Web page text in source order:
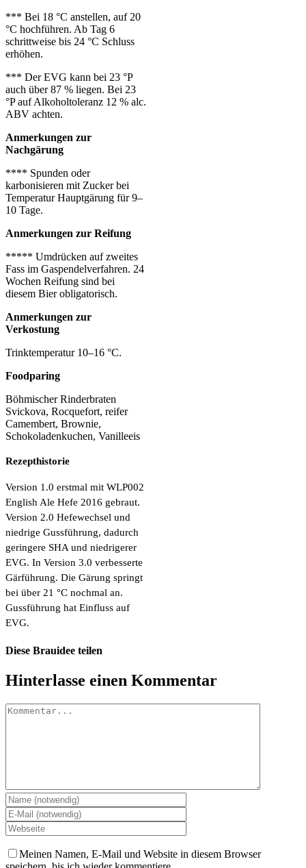
*** Bei 18 °C anstellen, auf 20
°C hochführen. Ab Tag 6
schrittweise bis 24 °C Schluss
erhöhen.
*** Der EVG kann bei 23 °P
auch über 87 % liegen. Bei 23
°P auf Alkoholtoleranz 12 % alc.
ABV achten.
Anmerkungen zur
Nachgärung
**** Spunden oder
karbonisieren mit Zucker bei
Temperatur Hauptgärung für 9–
10 Tage.
Anmerkungen zur Reifung
***** Umdrücken auf zweites
Fass im Gaspendelverfahren. 24
Wochen Reifung sind bei
diesem Bier obligatorisch.
Anmerkungen zur
Verkostung
Trinktemperatur 10–16 °C.
Foodparing
Böhmischer Rinderbraten
Svickova, Rocquefort, reifer
Camembert, Brownie,
Schokoladenkuchen, Vanilleeis
Rezepthistorie
Version 1.0 erstmal mit WLP002
English Ale Hefe 2016 gebraut.
Version 2.0 Hefewechsel und
niedrige Gussführung, dadurch
geringere SHA und niedrigerer
EVG. In Version 3.0 verbesserte
Gärführung. Die Gärung springt
bei über 21 °C nochmal an.
Gussführung hat Einfluss auf
EVG.
Diese Brauidee teilen
Facebook
X
Pinterest
E-
Mail
Hinterlasse einen Kommentar
Kommentar
Meinen Namen, E-Mail und Website in diesem Browser